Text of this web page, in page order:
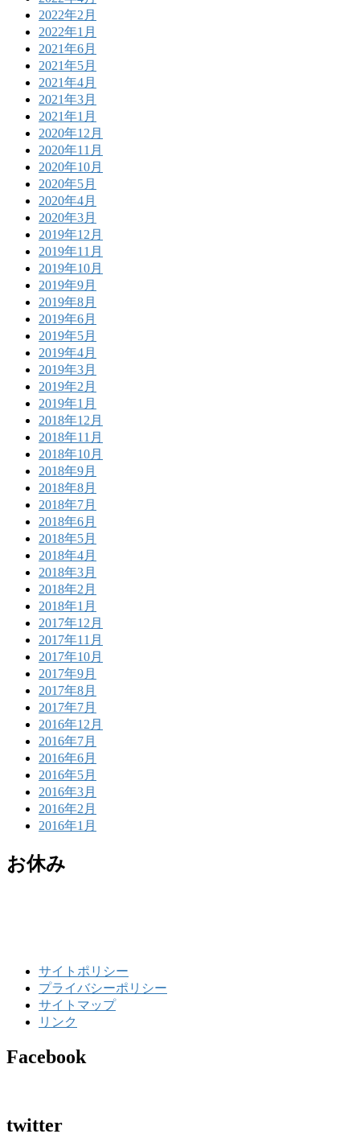
2022年2月
2022年1月
2021年6月
2021年5月
2021年4月
2021年3月
2021年1月
2020年12月
2020年11月
2020年10月
2020年5月
2020年4月
2020年3月
2019年12月
2019年11月
2019年10月
2019年9月
2019年8月
2019年6月
2019年5月
2019年4月
2019年3月
2019年2月
2019年1月
2018年12月
2018年11月
2018年10月
2018年9月
2018年8月
2018年7月
2018年6月
2018年5月
2018年4月
2018年3月
2018年2月
2018年1月
2017年12月
2017年11月
2017年10月
2017年9月
2017年8月
2017年7月
2016年12月
2016年7月
2016年6月
2016年5月
2016年3月
2016年2月
2016年1月
お休み
サイトポリシー
プライバシーポリシー
サイトマップ
リンク
Facebook
twitter